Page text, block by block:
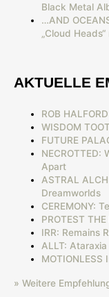
Black Metal
…AND
„Cloud
AKTUELLE
ROB
WISDOM
FUTURE
NECROTTED:
Apart
ASTRAL
Dreamworlds
CEREMONY:
PROTEST
IRR: Remains
ALLT: Ataraxia
MOTIONLESS
» Weitere